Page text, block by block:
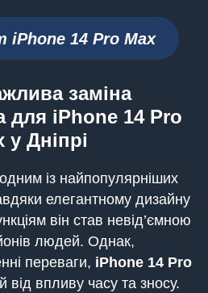
iPhone 14 Pro Max
заміна
для iPhone 14 Pro
у Дніпрі
із найпопулярніших
елегантному дизайну
він став невід’ємною
людей. Однак,
переваги, iPhone 14 Pro
від впливу часу та зносу.